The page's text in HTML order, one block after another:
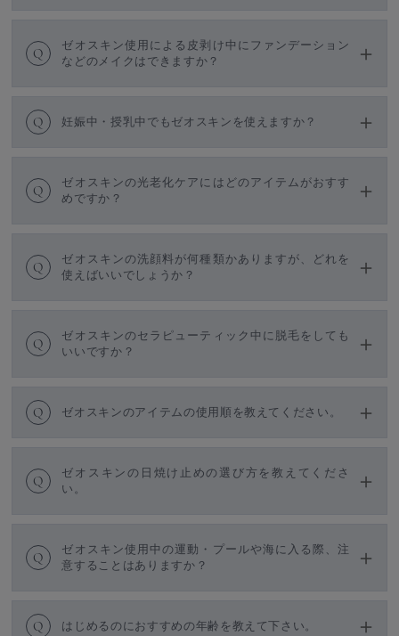
Q
ゼオスキン使用による皮剥け中にファンデーション
などのメイクはできますか？
Q 妊娠中・授乳中でもゼオスキンを使えますか？
Q
ゼオスキンの光老化ケアにはどのアイテムがおすす
めですか？
Q
ゼオスキンの洗顔料が何種類かありますが、どれを
使えばいいでしょうか？
Q
ゼオスキンのセラピューティック中に脱毛をしても
いいですか？
Q ゼオスキンのアイテムの使用順を教えてください。
Q
ゼオスキンの日焼け止めの選び方を教えてくださ
い。
Q
ゼオスキン使用中の運動・プールや海に入る際、注
意することはありますか？
Q はじめるのにおすすめの年齢を教えて下さい。